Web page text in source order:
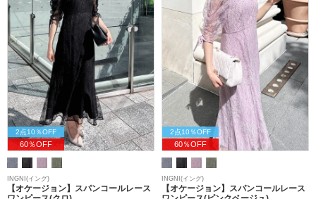
2点10％OFF
60％OFF
INGNI(イング)
【オケージョン】スパンコールレース
2点10％OFF
60％OFF
INGNI(イング)
【オケージョン】スパンコールレース